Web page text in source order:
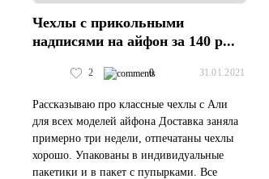
Чехлы с прикольными
надписями на айфон за 140 р...
2 0 31.01.2021
Рассказываю про классные чехлы с Али
для всех моделей айфона Доставка заняла
примерно три недели, отпечатаны чехлы
хорошо. Упакованы в индивидуальные
пакетики и в пакет с пупырками. Все